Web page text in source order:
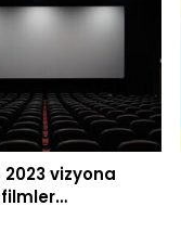
2023 vizyona